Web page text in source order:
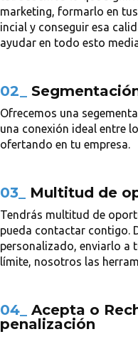
marketing, formarlo en
incial y conseguir esa
ayudar en todo esto
02_
Ofrecemos una
una conexión ideal entre
ofertando en tu empresa.
03_ Multitud de
Tendrás multitud de
pueda contactar contigo.
personalizado, enviarlo a
límite, nosotros las
04_
Acepta o
penalización